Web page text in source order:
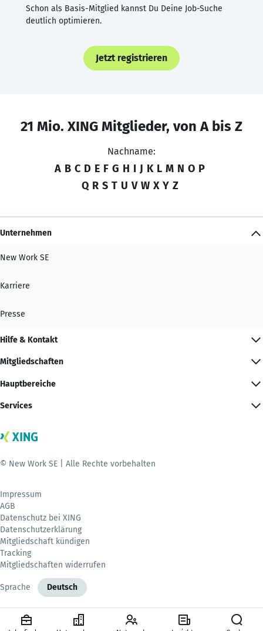
Schon als Basis-Mitglied kannst Du Deine Job-Suche
deutlich optimieren.
Jetzt registrieren
21 Mio. XING Mitglieder, von A bis Z
Nachname:
A B C D E F G H I J K L M N O P
Q R S T U V W X Y Z
Unternehmen
New Work SE
Karriere
Presse
Hilfe & Kontakt
Mitgliedschaften
Hauptbereiche
Services
© New Work SE | Alle Rechte vorbehalten
Impressum
AGB
Datenschutz bei XING
Datenschutzerklärung
Mitgliedschaft kündigen
Tracking
Mitgliedschaften widerrufen
Sprache Deutsch